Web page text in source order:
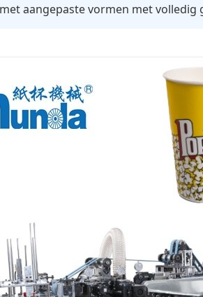
aangepaste vormen met volledig